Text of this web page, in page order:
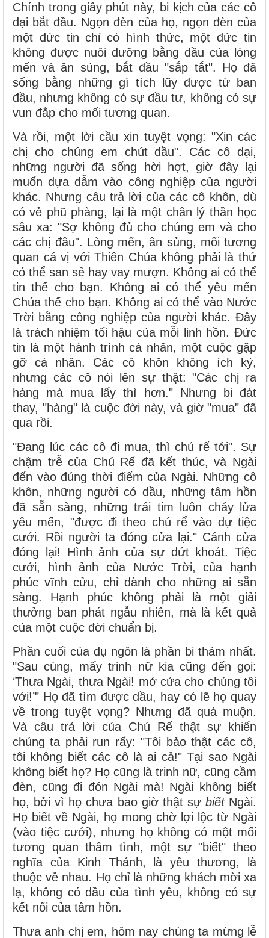
Chính trong giây phút này, bi kịch của các cô
dại bắt đầu. Ngọn đèn của họ, ngọn đèn của
một đức tin chỉ có hình thức, một đức tin
không được nuôi dưỡng bằng dầu của lòng
mến và ân sủng, bắt đầu "sắp tắt". Họ đã
sống bằng những gì tích lũy được từ ban
đầu, nhưng không có sự đầu tư, không có sự
vun đắp cho mối tương quan.
Và rồi, một lời cầu xin tuyệt vọng: "Xin các
chị cho chúng em chút dầu". Các cô dại,
những người đã sống hời hợt, giờ đây lại
muốn dựa dẫm vào công nghiệp của người
khác. Nhưng câu trả lời của các cô khôn, dù
có vẻ phũ phàng, lại là một chân lý thần học
sâu xa: "Sợ không đủ cho chúng em và cho
các chị đâu". Lòng mến, ân sủng, mối tương
quan cá vị với Thiên Chúa không phải là thứ
có thể san sẻ hay vay mượn. Không ai có thể
tin thế cho bạn. Không ai có thể yêu mến
Chúa thế cho bạn. Không ai có thể vào Nước
Trời bằng công nghiệp của người khác. Đây
là trách nhiệm tối hậu của mỗi linh hồn. Đức
tin là một hành trình cá nhân, một cuộc gặp
gỡ cá nhân. Các cô khôn không ích kỷ,
nhưng các cô nói lên sự thật: "Các chị ra
hàng mà mua lấy thì hơn." Nhưng bi đát
thay, "hàng" là cuộc đời này, và giờ "mua" đã
qua rồi.
"Đang lúc các cô đi mua, thì chú rể tới". Sự
chậm trễ của Chú Rể đã kết thúc, và Ngài
đến vào đúng thời điểm của Ngài. Những cô
khôn, những người có dầu, những tâm hồn
đã sẵn sàng, những trái tim luôn cháy lửa
yêu mến, "được đi theo chú rể vào dự tiệc
cưới. Rồi người ta đóng cửa lại." Cánh cửa
đóng lại! Hình ảnh của sự dứt khoát. Tiệc
cưới, hình ảnh của Nước Trời, của hạnh
phúc vĩnh cửu, chỉ dành cho những ai sẵn
sàng. Hạnh phúc không phải là một giải
thưởng ban phát ngẫu nhiên, mà là kết quả
của một cuộc đời chuẩn bị.
Phần cuối của dụ ngôn là phần bi thảm nhất.
"Sau cùng, mấy trinh nữ kia cũng đến gọi:
‘Thưa Ngài, thưa Ngài! mở cửa cho chúng tôi
với!’" Họ đã tìm được dầu, hay có lẽ họ quay
về trong tuyệt vọng? Nhưng đã quá muộn.
Và câu trả lời của Chú Rể thật sự khiến
chúng ta phải run rẩy: "Tôi bảo thật các cô,
tôi không biết các cô là ai cả!" Tại sao Ngài
không biết họ? Họ cũng là trinh nữ, cũng cầm
đèn, cũng đi đón Ngài mà! Ngài không biết
họ, bởi vì họ chưa bao giờ thật sự biếtNgài.
Họ biết về Ngài, họ mong chờ lợi lộc từ Ngài
(vào tiệc cưới), nhưng họ không có một mối
tương quan thâm tình, một sự "biết" theo
nghĩa của Kinh Thánh, là yêu thương, là
thuộc về nhau. Họ chỉ là những khách mời xa
lạ, không có dầu của tình yêu, không có sự
kết nối của tâm hồn.
Thưa anh chị em, hôm nay chúng ta mừng lễ